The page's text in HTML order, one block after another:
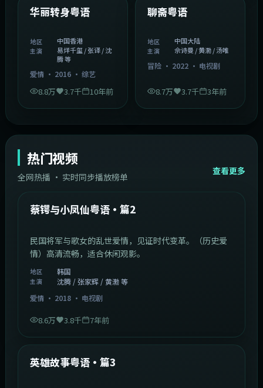
精选
华丽转身粤语
地区 中国香港
主演
易烊千玺 / 张译 / 沈
腾 等
爱情· 2016· 综艺
8.8万 3.7千 10年前
精选
聊斋粤语
地区 中国大陆
主演 佘诗曼 / 黄渤 / 汤唯
冒险· 2022· 电视剧
8.7万 3.7千 3年前
热门视频
全网热播 · 实时同步播放榜单
查看更多
热门
韩国 44:14
蔡锷与小凤仙粤语·篇2
民国将军与歌女的乱世爱情，见证时代变革。（历史爱
情）高清流畅，适合休闲观影。
地区 韩国
主演
沈腾 / 张家辉 / 黄渤 等
爱情· 2018· 电视剧
8.6万 3.8千 7年前
热门
英雄故事粤语·篇3